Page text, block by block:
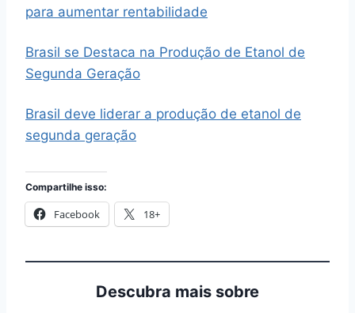
para aumentar rentabilidade
Brasil se Destaca na Produção de Etanol de
Segunda Geração
Brasil deve liderar a produção de etanol de
segunda geração
Compartilhe isso:
Facebook 18+
Descubra mais sobre